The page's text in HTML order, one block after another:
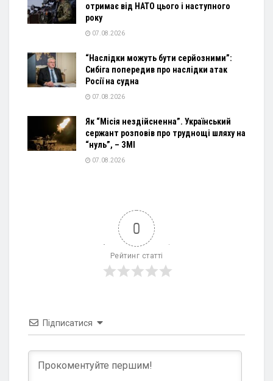
отримає від НАТО цього і наступного
року
07.08.2026
“Наслідки можуть бути серйозними”:
Сибіга попередив про наслідки атак
Росії на судна
07.08.2026
Як “Місія нездійсненна”. Український
сержант розповів про труднощі шляху на
“нуль”, – ЗМІ
07.08.2026
0
Рейтинг статті
Підписатися